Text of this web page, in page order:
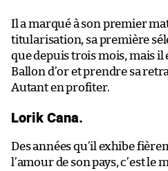
Il a marqué à son premier
titularisation, sa première
que depuis trois mois, mais il
Ballon d’or et prendre sa
Autant en profiter.
Lorik Cana.
Des années qu’il exhibe
l’amour de son pays, c’est le